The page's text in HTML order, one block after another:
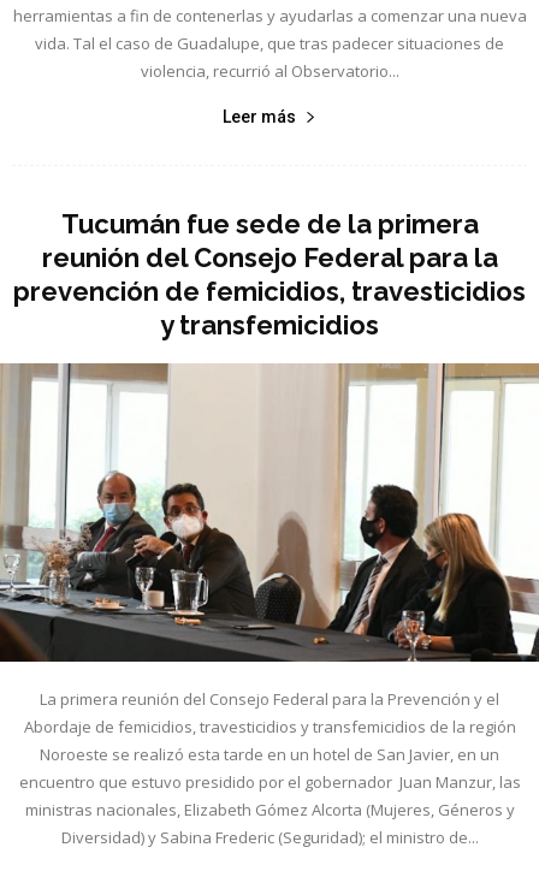
herramientas a fin de contenerlas y ayudarlas a comenzar una nueva
vida. Tal el caso de Guadalupe, que tras padecer situaciones de
violencia, recurrió al Observatorio...
Leer más
Tucumán fue sede de la primera
reunión del Consejo Federal para la
prevención de femicidios, travesticidios
y transfemicidios
La primera reunión del Consejo Federal para la Prevención y el
Abordaje de femicidios, travesticidios y transfemicidios de la región
Noroeste se realizó esta tarde en un hotel de San Javier, en un
encuentro que estuvo presidido por el gobernador Juan Manzur, las
ministras nacionales, Elizabeth Gómez Alcorta (Mujeres, Géneros y
Diversidad) y Sabina Frederic (Seguridad); el ministro de...